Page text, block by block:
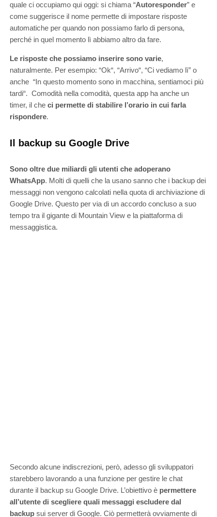
quale ci occupiamo qui oggi: si chiama “Autoresponder” e
come suggerisce il nome permette di impostare risposte
automatiche per quando non possiamo farlo di persona,
perché in quel momento lì abbiamo altro da fare.
Le risposte che possiamo inserire sono varie,
naturalmente. Per esempio: “Ok“, “Arrivo“, “Ci vediamo lì” o
anche “In questo momento sono in macchina, sentiamoci più
tardi“. Comodità nella comodità, questa app ha anche un
timer, il che ci permette di stabilire l’orario in cui farla
rispondere.
Il backup su Google Drive
Sono oltre due miliardi gli utenti che adoperano
WhatsApp. Molti di quelli che la usano sanno che i backup dei
messaggi non vengono calcolati nella quota di archiviazione di
Google Drive. Questo per via di un accordo concluso a suo
tempo tra il gigante di Mountain View e la piattaforma di
messaggistica.
Secondo alcune indiscrezioni, però, adesso gli sviluppatori
starebbero lavorando a una funzione per gestire le chat
durante il backup su Google Drive. L’obiettivo è permettere
all’utente di scegliere quali messaggi escludere dal
backup sui server di Google. Ciò permetterà ovviamente di